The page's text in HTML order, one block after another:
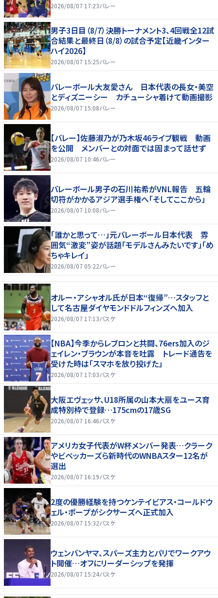
2026/08/07 17:23バレー
男子3日目（8/7）決勝トーナメント3、4回戦全12試
合結果と最終日（8/8）の試合予定【近畿インター
ハイ2026】
2026/08/07 15:25バレー
バレーボール大友愛さん 日本代表の長女・美空
とディズニーシー カチューシャ着けて動画撮影
2026/08/07 15:08バレー
【バレー】佐藤淑乃が乃木坂46ライブ観戦 動画
を公開 メンバーとの対面では固まって話せず
2026/08/07 10:46バレー
バレーボール男子の石川祐希がVNL報告 五輪
切符がかかるアジア選手権へ「そしてここから」
2026/08/07 10:08バレー
「誰かと思って…」元バレーボール日本代表 雰
囲気“激変”姿が話題「モデルさんみたいです」「め
ちゃキレイ」
2026/08/07 05:22バレー
オルー・アシャオル氏が日本“復帰”…スタッフと
して名古屋ダイヤモンドドルフィンズへ加入
2026/08/07 17:13バスケ
【NBA】今季からレブロンと共闘、76ers加入のジ
ェイレン・ブラウンが本音を吐露 トレード通告を
受けた時は「スマホを放り投げた」
2026/08/07 17:03バスケ
大阪エヴェッサ、U18所属の山本大扇をユース育
成特別枠で登録…175cmの17歳SG
2026/08/07 16:46バスケ
アメリカ女子代表がW杯メンバー発表…クラーク
やビベッカーズら新時代のWNBAスター12名が
選出
2026/08/07 16:19バスケ
2度の優勝経験を持つケンテイビアス・コールドウ
ェル・ポープがシクサーズへ正式加入
2026/08/07 15:32バスケ
ウェンバンヤマ、スパーズ主力とパリでワークアウ
ト開催…オフにリーダーシップを発揮
2026/08/07 15:24バスケ